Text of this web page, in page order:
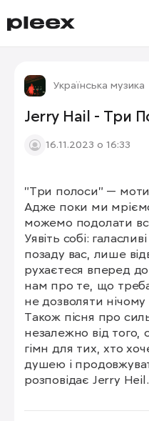
Українська музика
Jerry Hail - Три
16.11.2023 о 16:33
"Три полоси" —
Адже поки ми
можемо подолати
Уявіть собі:
позаду вас, лише
рухаєтеся вперед до
нам про те, що
не дозволяти
Також пісня про
незалежно від того,
гімн для тих, хто
душею і
розповідає Jerry Heil.